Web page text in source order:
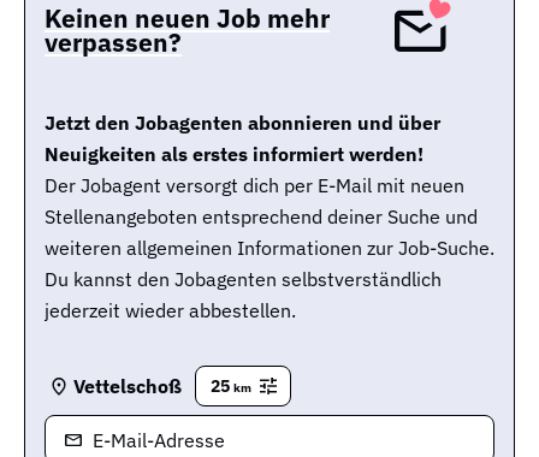
Keinen neuen Job mehr
verpassen?
Jetzt den Jobagenten abonnieren und über
Neuigkeiten als erstes informiert werden!
Der Jobagent versorgt dich per E-Mail mit neuen
Stellenangeboten entsprechend deiner Suche und
weiteren allgemeinen Informationen zur Job-Suche.
Du kannst den Jobagenten selbstverständlich
jederzeit wieder abbestellen.
Vettelschoß 25 km
E-Mail-Adresse